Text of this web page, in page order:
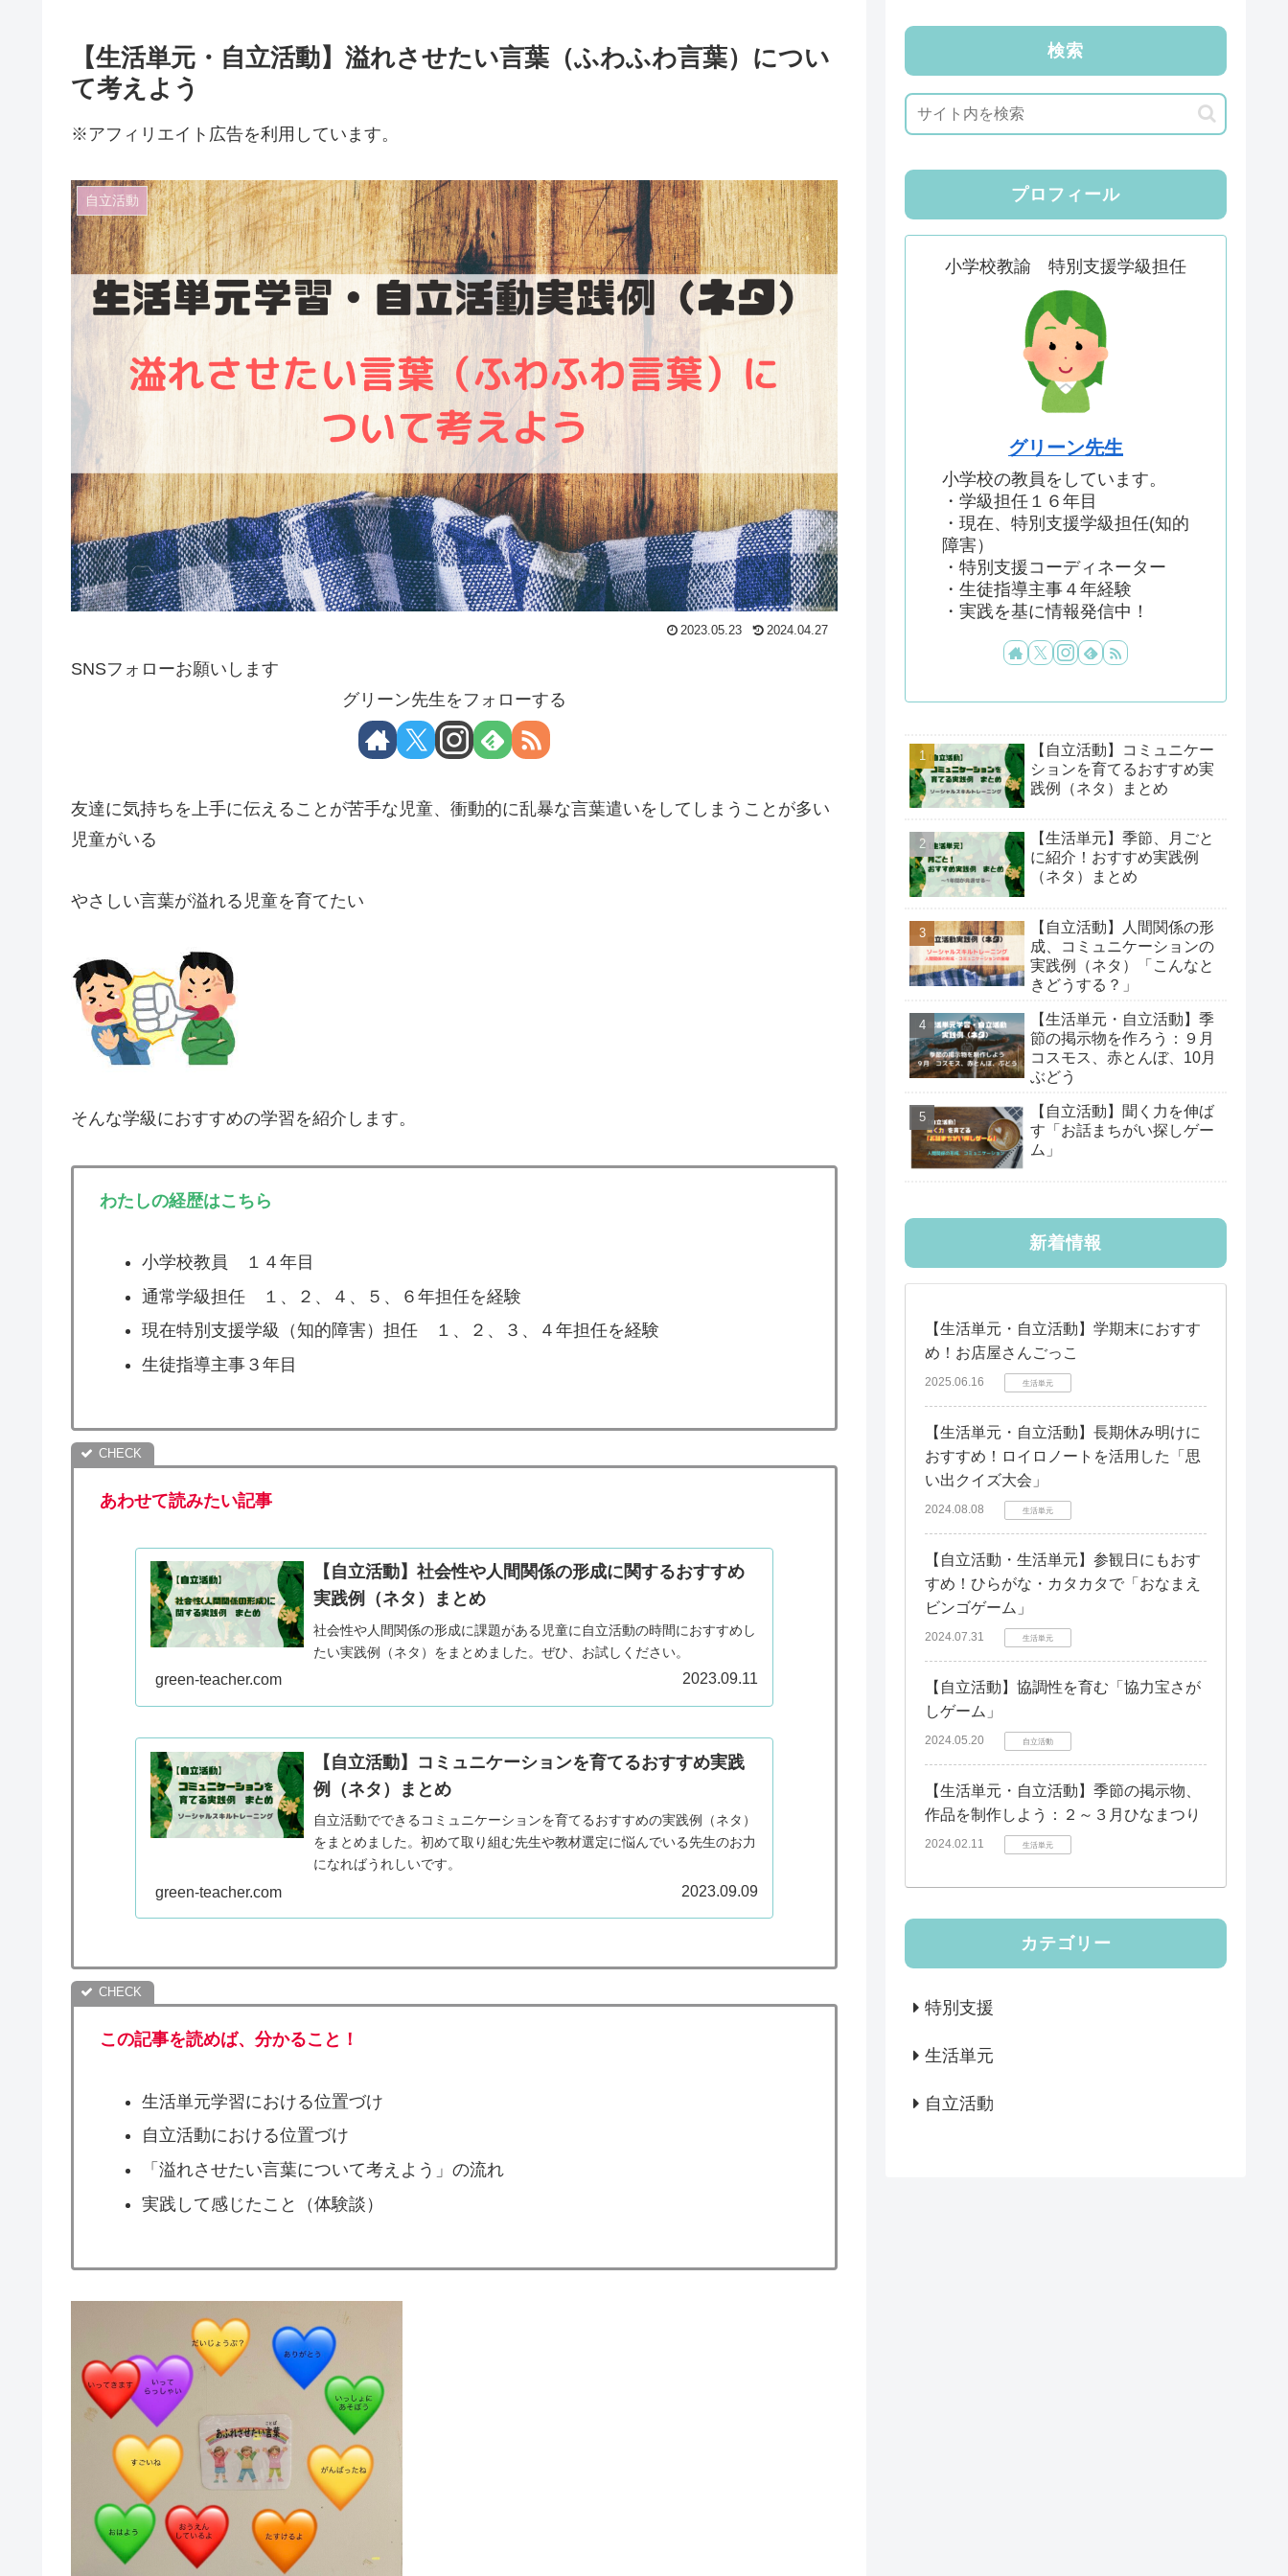
【生活単元・自立活動】溢れさせたい言葉（ふわふわ言葉）につい
て考えよう
※アフィリエイト広告を利用しています。
自立活動
2023.05.23 2024.04.27
SNSフォローお願いします
グリーン先生をフォローする
友達に気持ちを上手に伝えることが苦手な児童、衝動的に乱暴な言葉遣いをしてしまうことが多い
児童がいる
やさしい言葉が溢れる児童を育てたい
そんな学級におすすめの学習を紹介します。
わたしの経歴はこちら
小学校教員 １４年目
通常学級担任 １、２、４、５、６年担任を経験
現在特別支援学級（知的障害）担任 １、２、３、４年担任を経験
生徒指導主事３年目
あわせて読みたい記事
【自立活動】社会性や人間関係の形成に関するおすすめ
実践例（ネタ）まとめ
社会性や人間関係の形成に課題がある児童に自立活動の時間におすすめし
たい実践例（ネタ）をまとめました。ぜひ、お試しください。
green-teacher.com 2023.09.11
【自立活動】コミュニケーションを育てるおすすめ実践
例（ネタ）まとめ
自立活動でできるコミュニケーションを育てるおすすめの実践例（ネタ）
をまとめました。初めて取り組む先生や教材選定に悩んでいる先生のお力
になればうれしいです。
green-teacher.com 2023.09.09
この記事を読めば、分かること！
生活単元学習における位置づけ
自立活動における位置づけ
「溢れさせたい言葉について考えよう」の流れ
実践して感じたこと（体験談）
検索
プロフィール
小学校教諭 特別支援学級担任
グリーン先生
小学校の教員をしています。
・学級担任１６年目
・現在、特別支援学級担任(知的
障害）
・特別支援コーディネーター
・生徒指導主事４年経験
・実践を基に情報発信中！
【自立活動】コミュニケー
ションを育てるおすすめ実
践例（ネタ）まとめ
【生活単元】季節、月ごと
に紹介！おすすめ実践例
（ネタ）まとめ
【自立活動】人間関係の形
成、コミュニケーションの
実践例（ネタ）「こんなと
きどうする？」
【生活単元・自立活動】季
節の掲示物を作ろう：９月
コスモス、赤とんぼ、10月
ぶどう
【自立活動】聞く力を伸ば
す「お話まちがい探しゲー
ム」
新着情報
【生活単元・自立活動】学期末におすす
め！お店屋さんごっこ
2025.06.16 生活単元
【生活単元・自立活動】長期休み明けに
おすすめ！ロイロノートを活用した「思
い出クイズ大会」
2024.08.08 生活単元
【自立活動・生活単元】参観日にもおす
すめ！ひらがな・カタカタで「おなまえ
ビンゴゲーム」
2024.07.31 生活単元
【自立活動】協調性を育む「協力宝さが
しゲーム」
2024.05.20 自立活動
【生活単元・自立活動】季節の掲示物、
作品を制作しよう：２～３月ひなまつり
2024.02.11 生活単元
カテゴリー
特別支援
生活単元
自立活動